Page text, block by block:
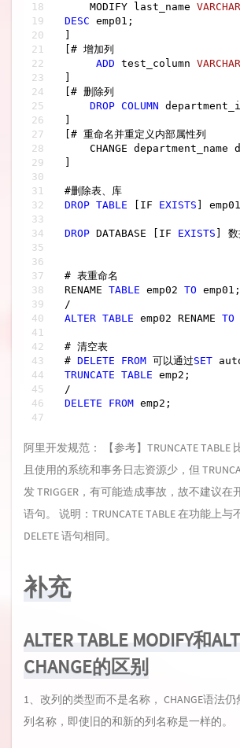
    MODIFY last_name
VARCHAR
DESC emp01;
[# 增加列
ADD test_column VARCHAR
[# 删除列
DROP COLUMN
[# 重命名并重定义内部属性列
CHANGE department_name
DROP TABLE [IF EXISTS ]
DROP DATABASE [IF EXISTS ]
# 表重命名
RENAME TABLE emp02 TO
/
ALTER TABLE emp02 RENAME TO
# 清空表
# DELETE FROM 可以通过SET
TRUNCATE TABLE
/
DELETE
FROM emp2;
阿里开发规范： 【参考】TRUNCATE TABLE
且使用的系统和事务日志资源少，但
发 TRIGGER，有可能造成事故，故不建议在
语句。 说明：TRUNCATE TABLE 在功能上与
DELETE 语句相同。
补充
ALTER TABLE MODIFY和
CHANGE的区别
1、改列的类型而不是名称， CHANGE语法
列名称，即使旧的和新的列名称是一样的。